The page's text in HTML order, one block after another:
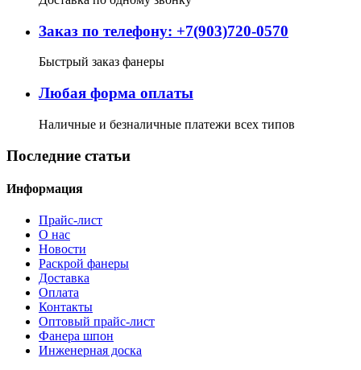
Заказ по телефону: +7(903)720-0570
Быстрый заказ фанеры
Любая форма оплаты
Наличные и безналичные платежи всех типов
Последние статьи
Информация
Прайс-лист
О нас
Новости
Раскрой фанеры
Доставка
Оплата
Контакты
Оптовый прайс-лист
Фанера шпон
Инженерная доска